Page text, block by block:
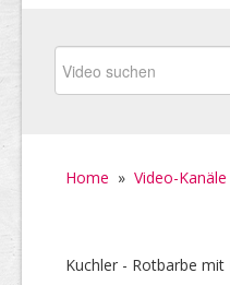
Home » Video-Kanäle
Kuchler - Rotbarbe